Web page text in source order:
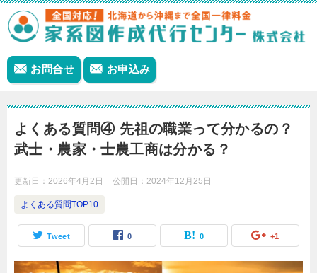
お問合せ お申込み
よくある質問④ 先祖の職業って分かるの？
武士・農家・士農工商は分かる？
更新日： 2026年4月2日 公開日： 2024年12月25日
よくある質問TOP10
Tweet 0 0 +1